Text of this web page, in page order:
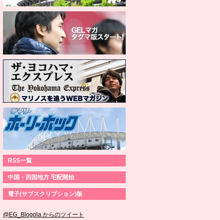
RSS一覧
中国・四国地方 宅配開始
電子(サブスクリプション)版
@EG_Blogola からのツイート